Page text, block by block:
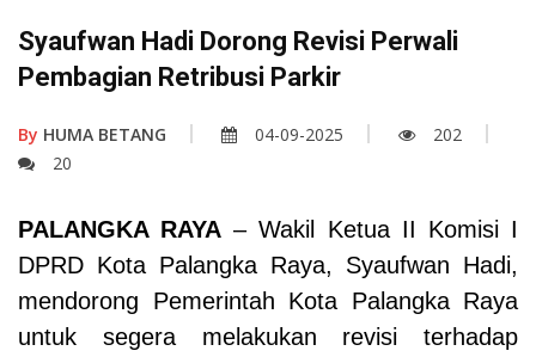
Syaufwan Hadi Dorong Revisi Perwali
Pembagian Retribusi Parkir
By HUMA BETANG 04-09-2025
202
20
PALANGKA RAYA – Wakil Ketua II Komisi I
DPRD Kota Palangka Raya, Syaufwan Hadi,
mendorong Pemerintah Kota Palangka Raya
untuk segera melakukan revisi terhadap